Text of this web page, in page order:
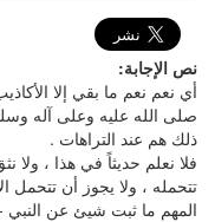
نص الإجابة:
أي نعم نعم ما بقي إلا
صلى الله عليه وعلى آله
ذلك هم عند التراهات .
فلا نعلم حديثاً في هذا ، ولا
تتحمله ، ولا يجوز أن تتحمل
المهم ما ثبت شيئ عن